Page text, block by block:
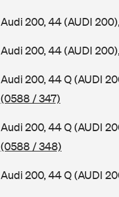
Audi 200, 44 (AUDI
Audi 200, 44 (AUDI
Audi 200, 44 Q (AUDI
(0588 / 347)
Audi 200, 44 Q (AUDI
(0588 / 348)
Audi 200, 44 Q (AUDI